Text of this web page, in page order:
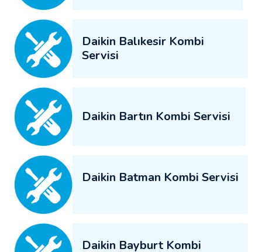
Daikin Balıkesir Kombi
Servisi
Daikin Bartın Kombi Servisi
Daikin Batman Kombi Servisi
Daikin Bayburt Kombi